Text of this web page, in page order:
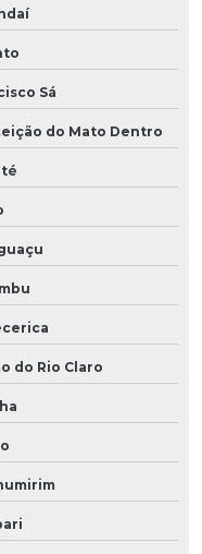
Sá
do Mato Dentro
do Rio Claro